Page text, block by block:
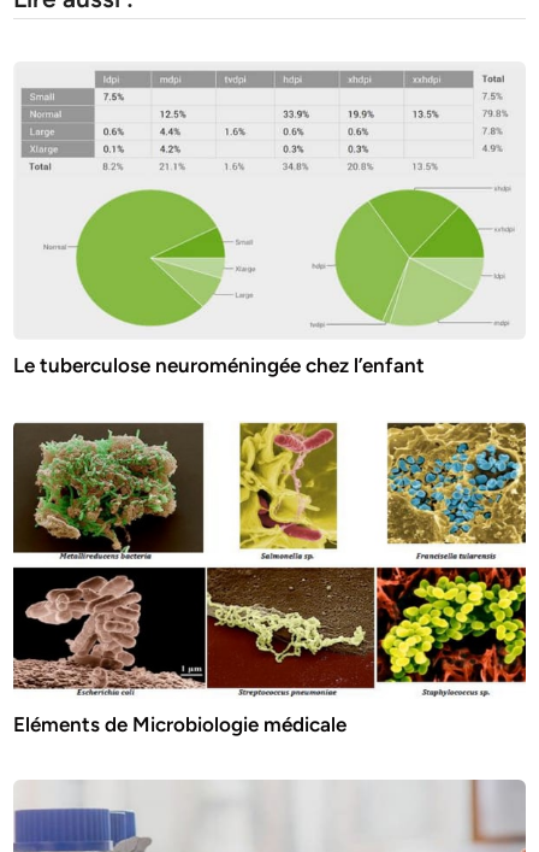
Le tuberculose neuroméningée chez l’enfant
Eléments de Microbiologie médicale